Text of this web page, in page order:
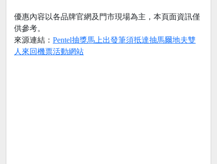
優惠內容以各品牌官網及門市現場為主，本頁面資訊僅
供參考。
來源連結： Pentel抽獎馬上出發筆須抵達抽馬爾地夫雙
人來回機票活動網站